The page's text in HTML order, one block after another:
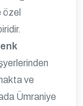
özel
ve
Ümraniye